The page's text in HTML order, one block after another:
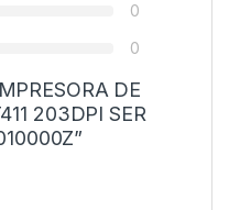
0
0
DE
203DPI SER